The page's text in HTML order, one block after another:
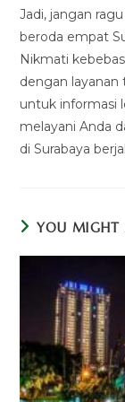
Jadi, jangan
beroda empat
Nikmati
dengan layanan
untuk informasi
melayani Anda
di Surabaya
YOU MIGHT